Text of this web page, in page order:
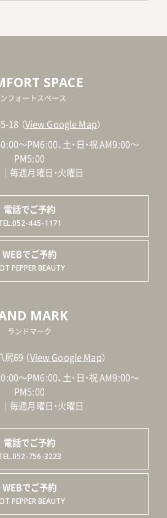
SPACE
フォートスペース
18 （View Google Map）
～PM6:00、土・日・祝 AM9:00～
PM5:00
毎週月曜日・火曜日
電話でご予約
445-1171
WEBでご予約
PEPPER BEAUTY
MARK
ランドマーク
69 （View Google Map）
～PM6:00、土・日・祝 AM9:00～
PM5:00
毎週月曜日・火曜日
電話でご予約
756-3223
WEBでご予約
PEPPER BEAUTY